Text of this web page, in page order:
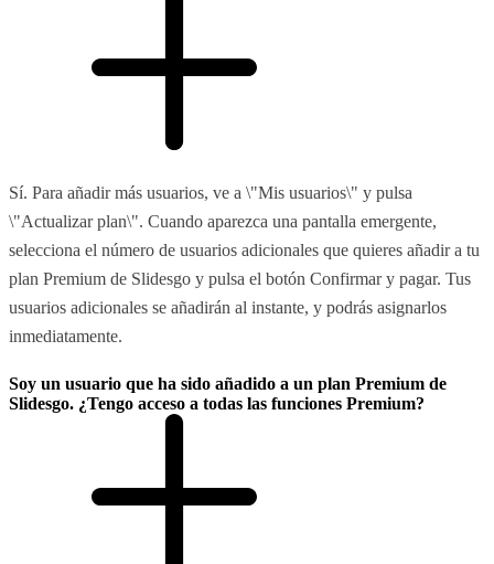
Sí. Para añadir más usuarios, ve a \"Mis usuarios\" y pulsa
\"Actualizar plan\". Cuando aparezca una pantalla emergente,
selecciona el número de usuarios adicionales que quieres añadir a tu
plan Premium de Slidesgo y pulsa el botón Confirmar y pagar. Tus
usuarios adicionales se añadirán al instante, y podrás asignarlos
inmediatamente.
Soy un usuario que ha sido añadido a un plan Premium de
Slidesgo. ¿Tengo acceso a todas las funciones Premium?